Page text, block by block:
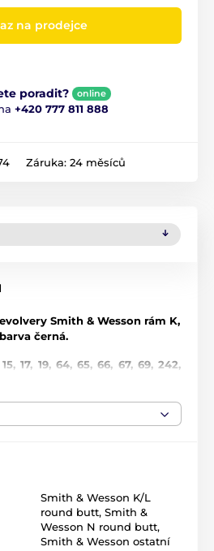
na prodejce
poradit? online
+420 777 811 888
Záruka: 24 měsíců
Smith & Wesson rám K,
černá.
17, 19, 64, 65, 66, 67, 69, 242,
schopni pro Vás objednat
jsou tvarovány z odolného
není houbovitý ani lepkavý, ale
pocit pohlcující zpětný ráz bez
moderní kaučuk vyžaduje zcela
Smith & Wesson K/L
round butt, Smith &
Wesson N round butt,
Smith & Wesson ostatní